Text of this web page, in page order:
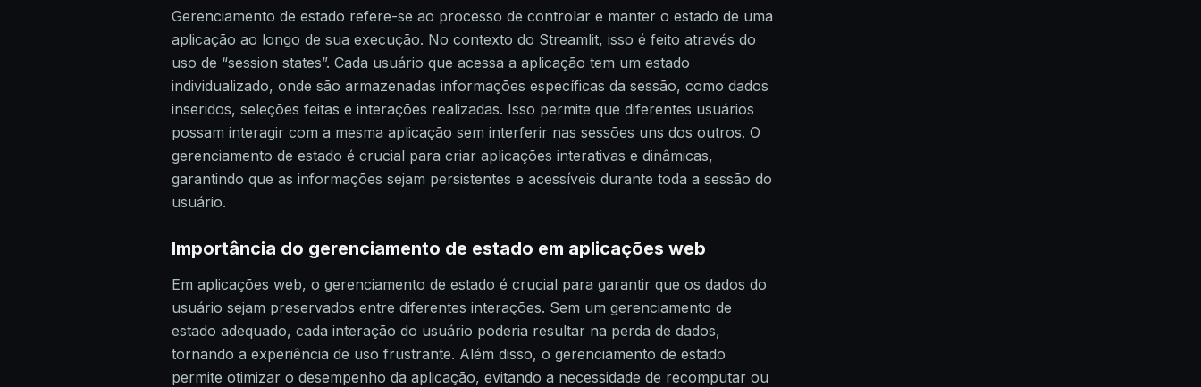
Gerenciamento de estado refere-se ao processo de controlar e manter o estado de uma
aplicação ao longo de sua execução. No contexto do Streamlit, isso é feito através do
uso de “session states”. Cada usuário que acessa a aplicação tem um estado
individualizado, onde são armazenadas informações específicas da sessão, como dados
inseridos, seleções feitas e interações realizadas. Isso permite que diferentes usuários
possam interagir com a mesma aplicação sem interferir nas sessões uns dos outros. O
gerenciamento de estado é crucial para criar aplicações interativas e dinâmicas,
garantindo que as informações sejam persistentes e acessíveis durante toda a sessão do
usuário.
Importância do gerenciamento de estado em aplicações web
Em aplicações web, o gerenciamento de estado é crucial para garantir que os dados do
usuário sejam preservados entre diferentes interações. Sem um gerenciamento de
estado adequado, cada interação do usuário poderia resultar na perda de dados,
tornando a experiência de uso frustrante. Além disso, o gerenciamento de estado
permite otimizar o desempenho da aplicação, evitando a necessidade de recomputar ou